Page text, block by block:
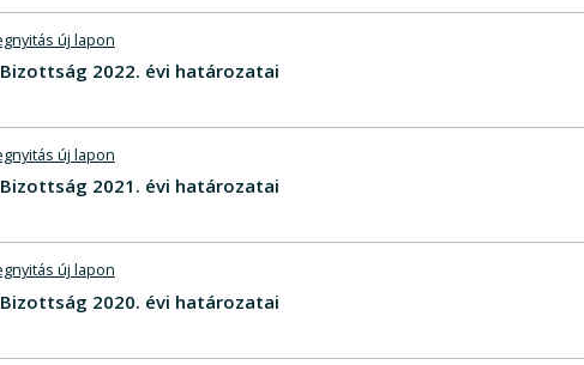
új lapon
2022. évi határozatai
új lapon
2021. évi határozatai
új lapon
2020. évi határozatai